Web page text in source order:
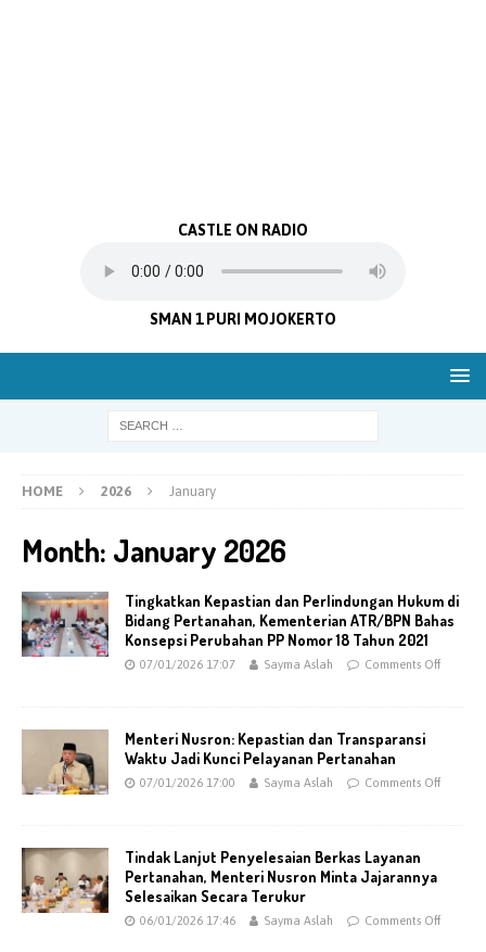
CASTLE ON RADIO
SMAN 1 PURI MOJOKERTO
HOME 2026 January
Month: January 2026
Tingkatkan Kepastian dan Perlindungan Hukum di
Bidang Pertanahan, Kementerian ATR/BPN Bahas
Konsepsi Perubahan PP Nomor 18 Tahun 2021
07/01/2026 17:07 Sayma Aslah Comments Off
Menteri Nusron: Kepastian dan Transparansi
Waktu Jadi Kunci Pelayanan Pertanahan
07/01/2026 17:00 Sayma Aslah Comments Off
Tindak Lanjut Penyelesaian Berkas Layanan
Pertanahan, Menteri Nusron Minta Jajarannya
Selesaikan Secara Terukur
06/01/2026 17:46 Sayma Aslah Comments Off